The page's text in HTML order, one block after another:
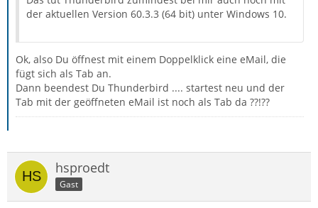
der aktuellen Version 60.3.3 (64 bit) unter Windows 10.
Ok, also Du öffnest mit einem Doppelklick eine eMail, die
fügt sich als Tab an.
Dann beendest Du Thunderbird .... startest neu und der
Tab mit der geöffneten eMail ist noch als Tab da ??!??
hsproedt
Gast